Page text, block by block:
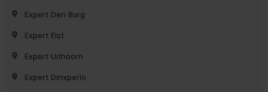
Expert Den Burg
Expert Elst
Expert Uithoorn
Expert Dinxperlo